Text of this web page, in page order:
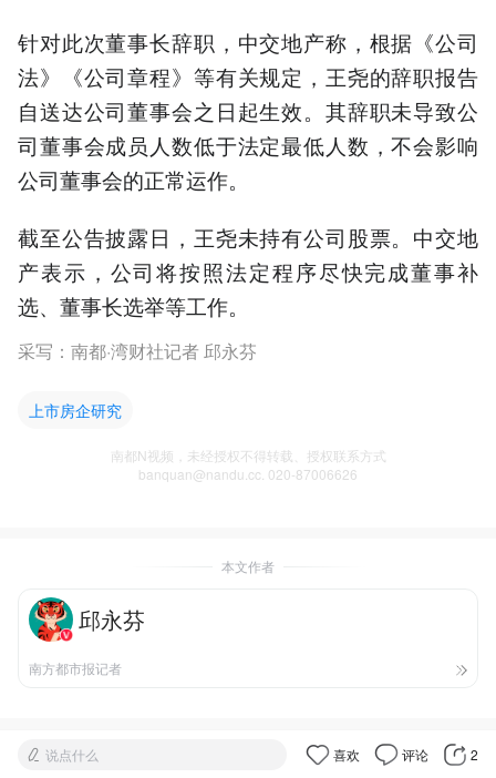
针对此次董事长辞职，中交地产称，根据《公司
法》《公司章程》等有关规定，王尧的辞职报告
自送达公司董事会之日起生效。其辞职未导致公
司董事会成员人数低于法定最低人数，不会影响
公司董事会的正常运作。
截至公告披露日，王尧未持有公司股票。中交地
产表示，公司将按照法定程序尽快完成董事补
选、董事长选举等工作。
采写：南都·湾财社记者 邱永芬
上市房企研究
南都N视频，未经授权不得转载、授权联系方式
banquan@nandu.cc. 020-87006626
本文作者
邱永芬
南方都市报记者
说点什么 喜欢 评论 2